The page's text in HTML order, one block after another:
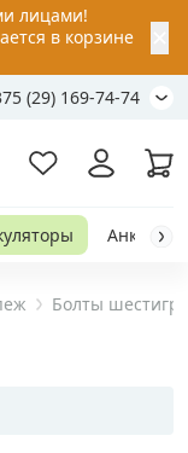
лицами!
в корзине
(29) 169-74-74
Анкер-
Болты